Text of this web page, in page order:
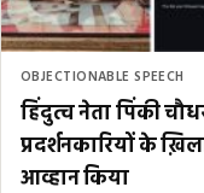
OBJECTIONABLE SPEECH
हिंदुत्व नेता पिंकी
प्रदर्शनकारियों के
आव्हान किया